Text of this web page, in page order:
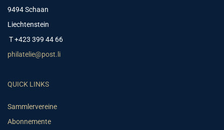
9494 Schaan
Liechtenstein
T +423 399 44 66
philatelie@post.li
QUICK LINKS
Sammlervereine
Abonnemente